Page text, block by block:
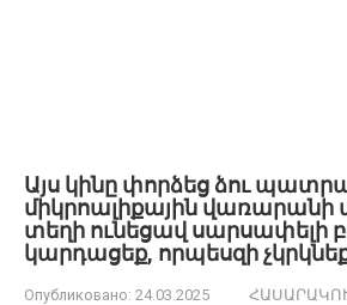
Այս կինը փորձեց ձու
միկրոալիքային վառարանի
տեղի ունեցավ սարսափելի
կարդացեք, որպեսզի
Опубликовано: 24.03.2025